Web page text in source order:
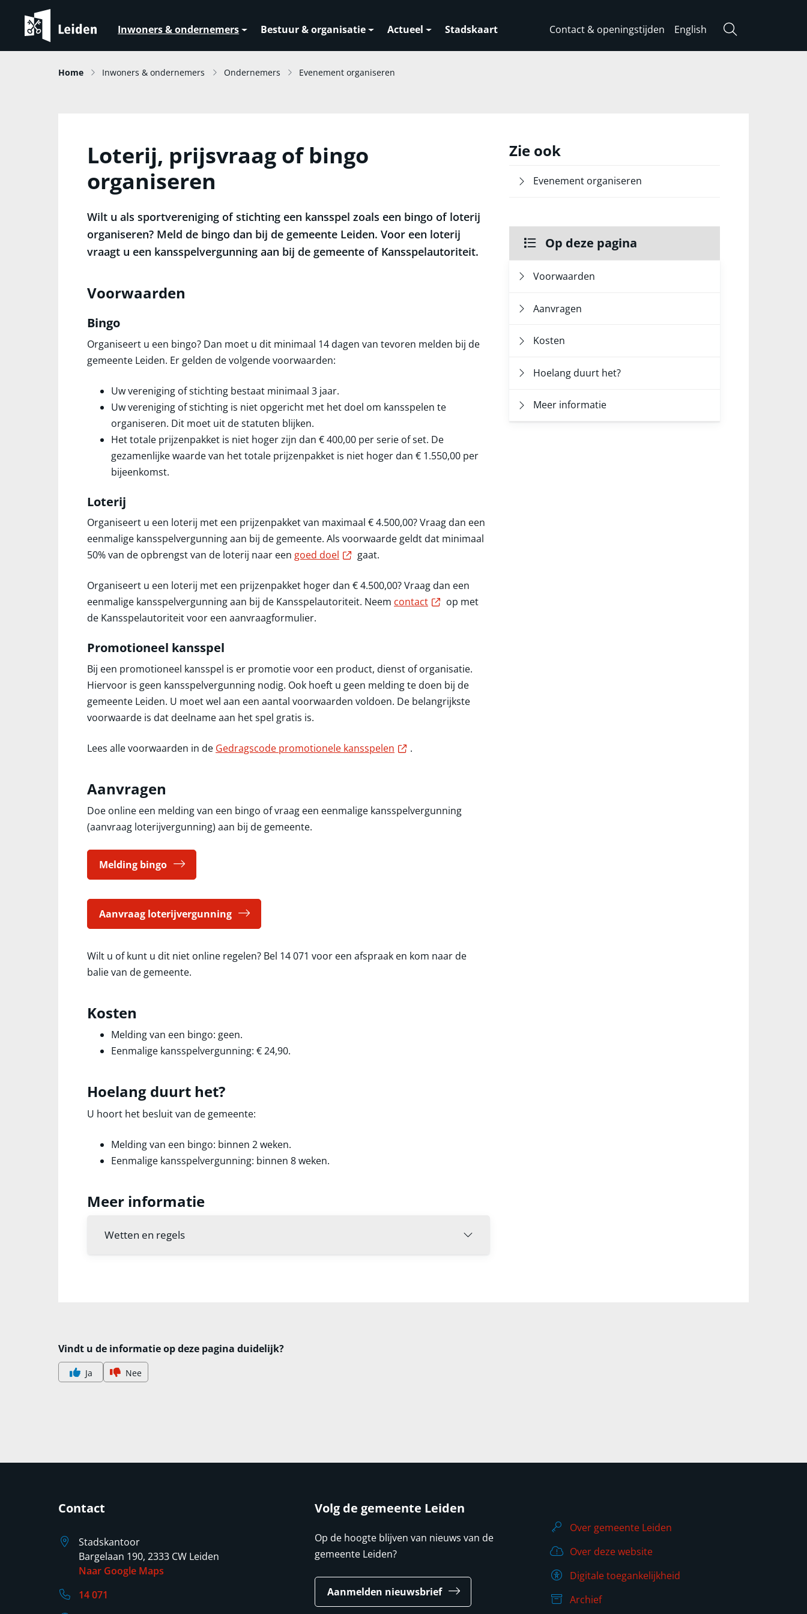
Inwoners & ondernemers Bestuur & organisatie Actueel Stadskaart Contact & openingstijden English Zoeken
Home Inwoners & ondernemers Ondernemers Evenement organiseren
Loterij, prijsvraag of bingo
organiseren
Wilt u als sportvereniging of stichting een kansspel zoals een bingo of loterij
organiseren? Meld de bingo dan bij de gemeente Leiden. Voor een loterij
vraagt u een kansspelvergunning aan bij de gemeente of Kansspelautoriteit.
Voorwaarden
Bingo
Organiseert u een bingo? Dan moet u dit minimaal 14 dagen van tevoren melden bij de
gemeente Leiden. Er gelden de volgende voorwaarden:
Uw vereniging of stichting bestaat minimaal 3 jaar.
Uw vereniging of stichting is niet opgericht met het doel om kansspelen te
organiseren. Dit moet uit de statuten blijken.
Het totale prijzenpakket is niet hoger zijn dan € 400,00 per serie of set. De
gezamenlijke waarde van het totale prijzenpakket is niet hoger dan € 1.550,00 per
bijeenkomst.
Loterij
Organiseert u een loterij met een prijzenpakket van maximaal € 4.500,00? Vraag dan een
eenmalige kansspelvergunning aan bij de gemeente. Als voorwaarde geldt dat minimaal
50% van de opbrengst van de loterij naar een goed doel Externe link
gaat.
Organiseert u een loterij met een prijzenpakket hoger dan € 4.500,00? Vraag dan een
eenmalige kansspelvergunning aan bij de Kansspelautoriteit. Neem contact Externe link
op met
de Kansspelautoriteit voor een aanvraagformulier.
Promotioneel kansspel
Bij een promotioneel kansspel is er promotie voor een product, dienst of organisatie.
Hiervoor is geen kansspelvergunning nodig. Ook hoeft u geen melding te doen bij de
gemeente Leiden. U moet wel aan een aantal voorwaarden voldoen. De belangrijkste
voorwaarde is dat deelname aan het spel gratis is.
Lees alle voorwaarden in de Gedragscode promotionele kansspelen Externe link
.
Aanvragen
Doe online een melding van een bingo of vraag een eenmalige kansspelvergunning
(aanvraag loterijvergunning) aan bij de gemeente.
Melding bingo
Aanvraag loterijvergunning
Wilt u of kunt u dit niet online regelen? Bel 14 071 voor een afspraak en kom naar de
balie van de gemeente.
Kosten
Melding van een bingo: geen.
Eenmalige kansspelvergunning: € 24,90.
Hoelang duurt het?
U hoort het besluit van de gemeente:
Melding van een bingo: binnen 2 weken.
Eenmalige kansspelvergunning: binnen 8 weken.
Meer informatie
Wetten en regels
Zie ook
Evenement organiseren
Op deze pagina
Voorwaarden
Aanvragen
Kosten
Hoelang duurt het?
Meer informatie
Vindt u de informatie op deze pagina duidelijk?
Ja Nee
Contact
Stadskantoor
Bargelaan 190, 2333 CW Leiden
Naar Google Maps
14 071
Volg de gemeente Leiden
Op de hoogte blijven van nieuws van de
gemeente Leiden?
Aanmelden nieuwsbrief
Over gemeente Leiden
Over deze website
Digitale toegankelijkheid
Archief